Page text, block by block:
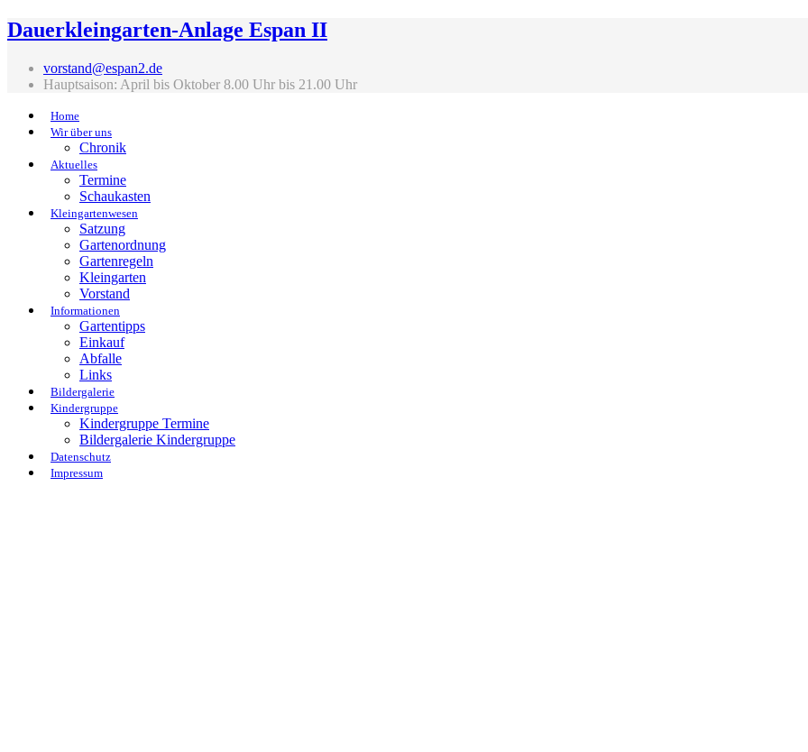
Dauerkleingarten-Anlage Espan II
vorstand@espan2.de
Hauptsaison: April bis Oktober 8.00 Uhr bis 21.00 Uhr
Home
Wir über uns
Chronik
Aktuelles
Termine
Schaukasten
Kleingartenwesen
Satzung
Gartenordnung
Gartenregeln
Kleingarten
Vorstand
Informationen
Gartentipps
Einkauf
Abfalle
Links
Bildergalerie
Kindergruppe
Kindergruppe Termine
Bildergalerie Kindergruppe
Datenschutz
Impressum